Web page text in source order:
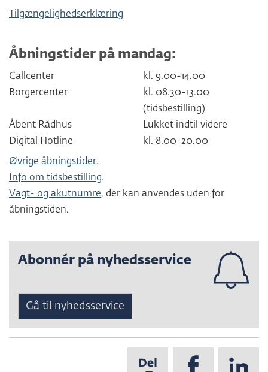
Tilgængelighedserklæring
Åbningstider på mandag:
Callcenter
kl. 9.00-14.00
Borgercenter
kl. 08.30-13.00
(tidsbestilling)
Åbent Rådhus
Lukket indtil videre
Digital Hotline
kl. 8.00-20.00
Øvrige åbningstider.
Info om tidsbestilling.
Vagt- og akutnumre, der kan anvendes uden for
åbningstiden.
Abonnér på nyhedsservice
Gå til nyhedsservice